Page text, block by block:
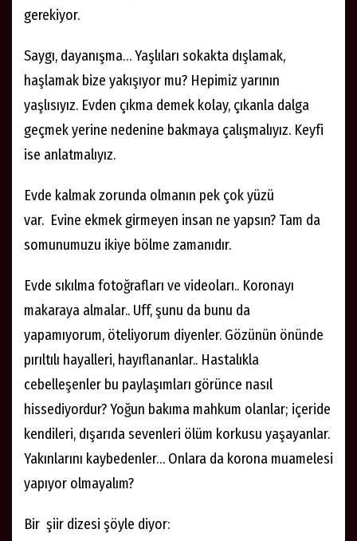
gerekiyor.
Saygı, dayanışma… Yaşlıları sokakta dışlamak,
haşlamak bize yakışıyor mu? Hepimiz yarının
yaşlısıyız. Evden çıkma demek kolay, çıkanla dalga
geçmek yerine nedenine bakmaya çalışmalıyız. Keyfi
ise anlatmalıyız.
Evde kalmak zorunda olmanın pek çok yüzü
var. Evine ekmek girmeyen insan ne yapsın? Tam da
somunumuzu ikiye bölme zamanıdır.
Evde sıkılma fotoğrafları ve videoları.. Koronayı
makaraya almalar.. Uff, şunu da bunu da
yapamıyorum, öteliyorum diyenler. Gözünün önünde
pırıltılı hayalleri, hayıflananlar.. Hastalıkla
cebelleşenler bu paylaşımları görünce nasıl
hissediyordur? Yoğun bakıma mahkum olanlar; içeride
kendileri, dışarıda sevenleri ölüm korkusu yaşayanlar.
Yakınlarını kaybedenler… Onlara da korona muamelesi
yapıyor olmayalım?
Bir şiir dizesi şöyle diyor: